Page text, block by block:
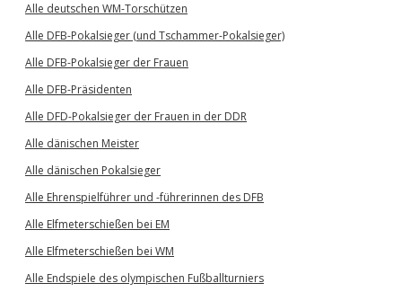
Alle deutschen WM-Torschützen
Alle DFB-Pokalsieger (und Tschammer-Pokalsieger)
Alle DFB-Pokalsieger der Frauen
Alle DFB-Präsidenten
Alle DFD-Pokalsieger der Frauen in der DDR
Alle dänischen Meister
Alle dänischen Pokalsieger
Alle Ehrenspielführer und -führerinnen des DFB
Alle Elfmeterschießen bei EM
Alle Elfmeterschießen bei WM
Alle Endspiele des olympischen Fußballturniers